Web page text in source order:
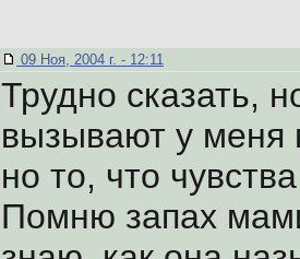
09 Ноя, 2004 г. - 12:11
Трудно сказать,
вызывают у меня
но то, что
Помню запах